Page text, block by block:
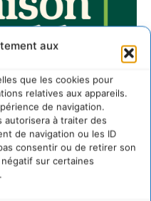
aux
que les cookies pour
relatives aux appareils.
de navigation.
autorisera à traiter des
de navigation ou les ID
consentir ou de retirer son
sur certaines